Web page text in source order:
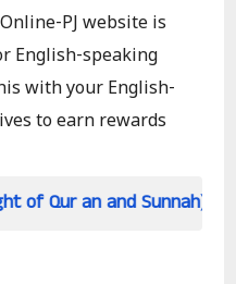
PJ website is
English-speaking
with your English-
to earn rewards
Sunnah)